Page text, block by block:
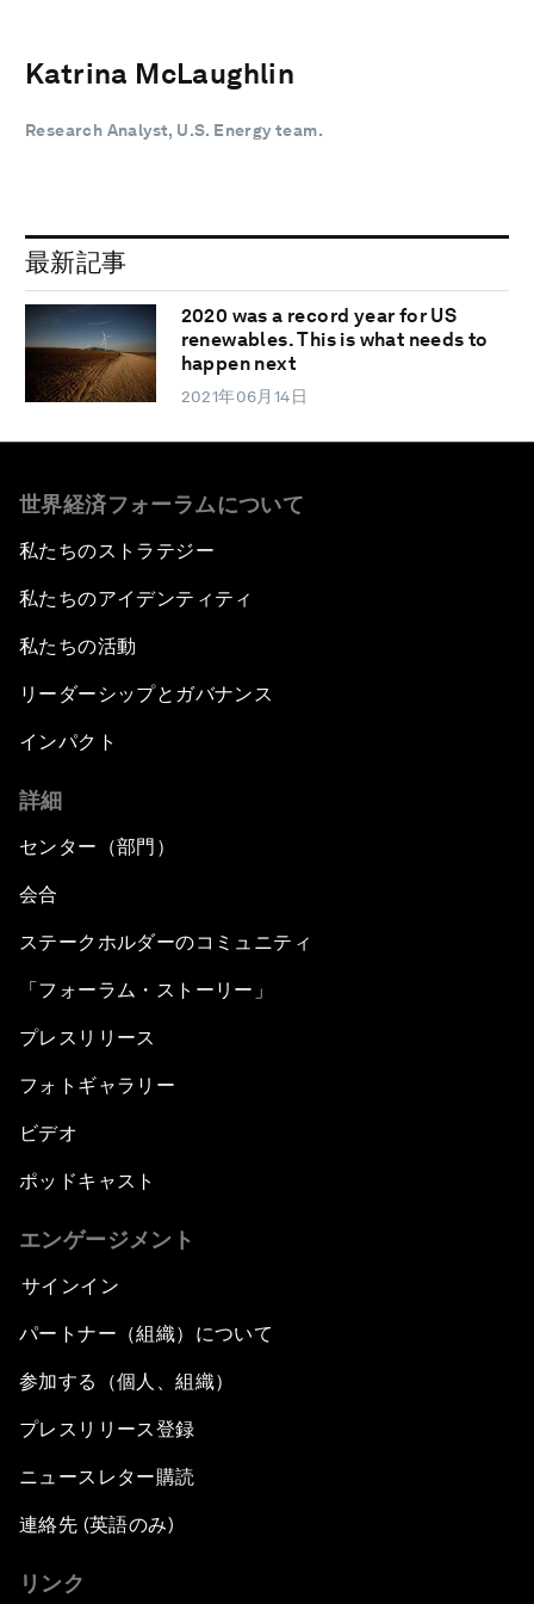
Katrina McLaughlin
Research Analyst, U.S. Energy team.
最新記事
2020 was a record year for US
renewables. This is what needs to
happen next
2021年06月14日
世界経済フォーラムについて
私たちのストラテジー
私たちのアイデンティティ
私たちの活動
リーダーシップとガバナンス
インパクト
詳細
センター（部門）
会合
ステークホルダーのコミュニティ
「フォーラム・ストーリー」
プレスリリース
フォトギャラリー
ビデオ
ポッドキャスト
エンゲージメント
サインイン
パートナー（組織）について
参加する（個人、組織）
プレスリリース登録
ニュースレター購読
連絡先 (英語のみ)
リンク